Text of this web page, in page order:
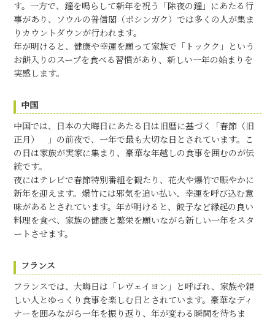
す。一方で、鐘を鳴らして新年を祝う「除夜の鐘」にあたる行
事があり、ソウルの普信閣（ポシンガク）では多くの人が集ま
りカウントダウンが行われます。
年が明けると、健康や幸運を願って家族で「トックク」という
お餅入りのスープを食べる習慣があり、新しい一年の始まりを
実感します。
中国
中国では、日本の大晦日にあたる日は旧暦に基づく「春節（旧
正月） 」の前夜で、一年で最も大切な日とされています。こ
の日は家族が実家に集まり、豪華な年越しの食事を囲むのが伝
統です。
夜にはテレビで春節特別番組を観たり、花火や爆竹で賑やかに
新年を迎えます。爆竹には邪気を追い払い、幸運を呼び込む意
味があるとされています。年が明けると、餃子など縁起の良い
料理を食べ、家族の健康と繁栄を願いながら新しい一年をスタ
ートさせます。
フランス
フランスでは、大晦日は「レヴェイヨン」と呼ばれ、家族や親
しい人とゆっくり食事を楽しむ日とされています。豪華なディ
ナーを囲みながら一年を振り返り、年が変わる瞬間を待ちま